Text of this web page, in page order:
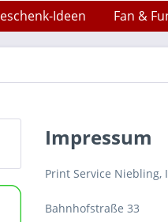
Ideen Fan &
Impressum
Print Service
Bahnhofstraße 33